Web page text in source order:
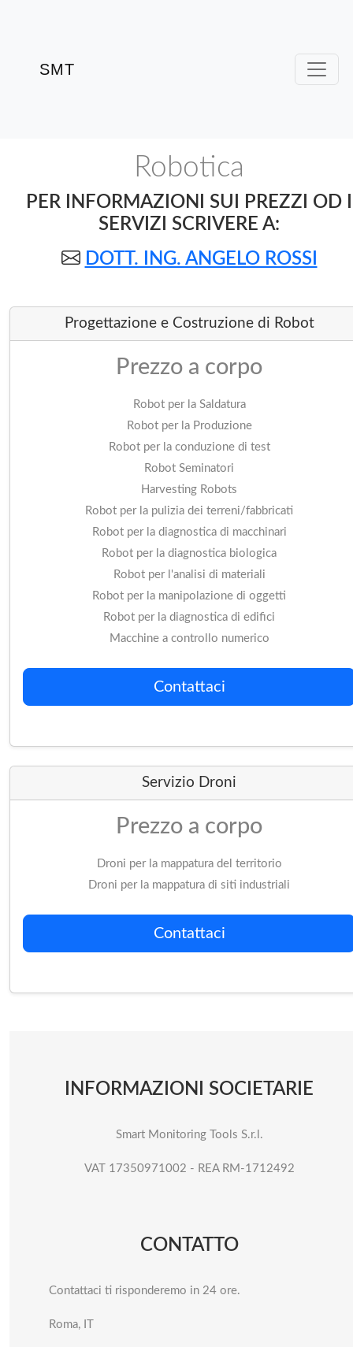
SMT
Robotica
PER INFORMAZIONI SUI PREZZI OD I
SERVIZI SCRIVERE A:
DOTT. ING. ANGELO ROSSI
Progettazione e Costruzione di Robot
Prezzo a corpo
Robot per la Saldatura
Robot per la Produzione
Robot per la conduzione di test
Robot Seminatori
Harvesting Robots
Robot per la pulizia dei terreni/fabbricati
Robot per la diagnostica di macchinari
Robot per la diagnostica biologica
Robot per l'analisi di materiali
Robot per la manipolazione di oggetti
Robot per la diagnostica di edifici
Macchine a controllo numerico
Contattaci
Servizio Droni
Prezzo a corpo
Droni per la mappatura del territorio
Droni per la mappatura di siti industriali
Contattaci
INFORMAZIONI SOCIETARIE
Smart Monitoring Tools S.r.l.
VAT 17350971002 - REA RM-1712492
CONTATTO
Contattaci ti risponderemo in 24 ore.
Roma, IT